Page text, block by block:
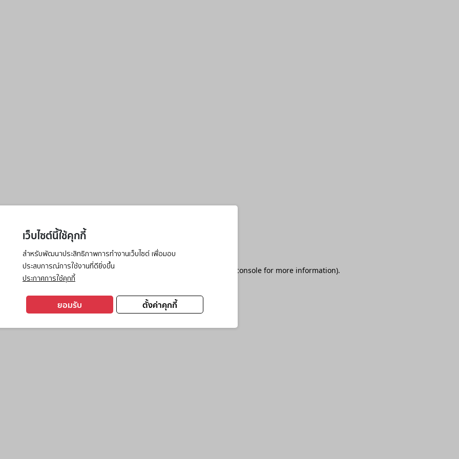
เว็บไซต์นี้ใช้คุกกี้
สำหรับพัฒนาประสิทธิภาพการทำงานเว็บไซต์ เพื่อมอบ
ประสบการณ์การใช้งานที่ดียิ่งขึ้น
ประกาศการใช้คุกกี้
ตั้งค่าคุกกี้
ยอมรับ
has occurred while loading browser console for more information).